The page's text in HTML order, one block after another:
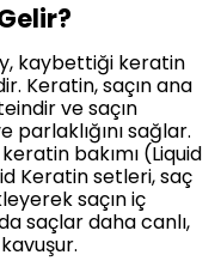
kaybettiği keratin
Keratin, saçın ana
ve saçın
parlaklığını sağlar.
bakımı (Liquid
Keratin setleri, saç
saçın iç
saçlar daha canlı,